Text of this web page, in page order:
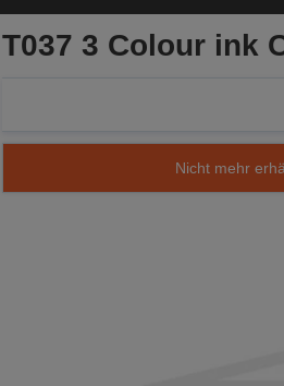
T037 3 Colour ink
Nicht mehr